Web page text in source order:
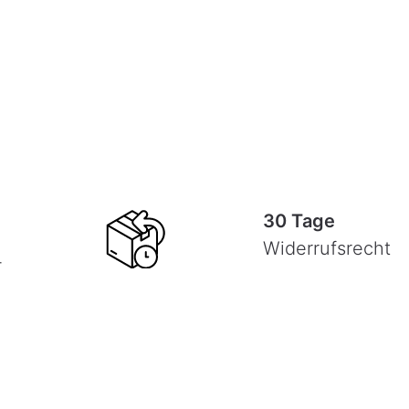
30 Tage
Widerrufsrecht